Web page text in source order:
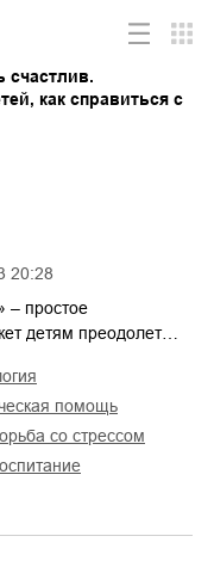
20:28
счастлив.
как справиться с
– простое
детям преодолет…
помощь
борьба со стрессом